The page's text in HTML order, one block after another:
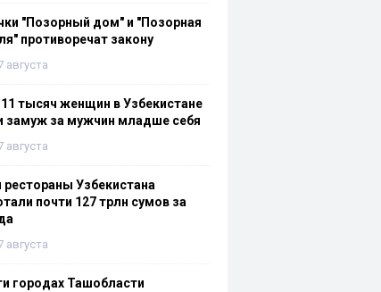
"Позорный дом" и "Позорная
противоречат закону
августа
11 тысяч женщин в Узбекистане
замуж за мужчин младше себя
августа
рестораны Узбекистана
почти 127 трлн сумов за
августа
городах Ташобласти